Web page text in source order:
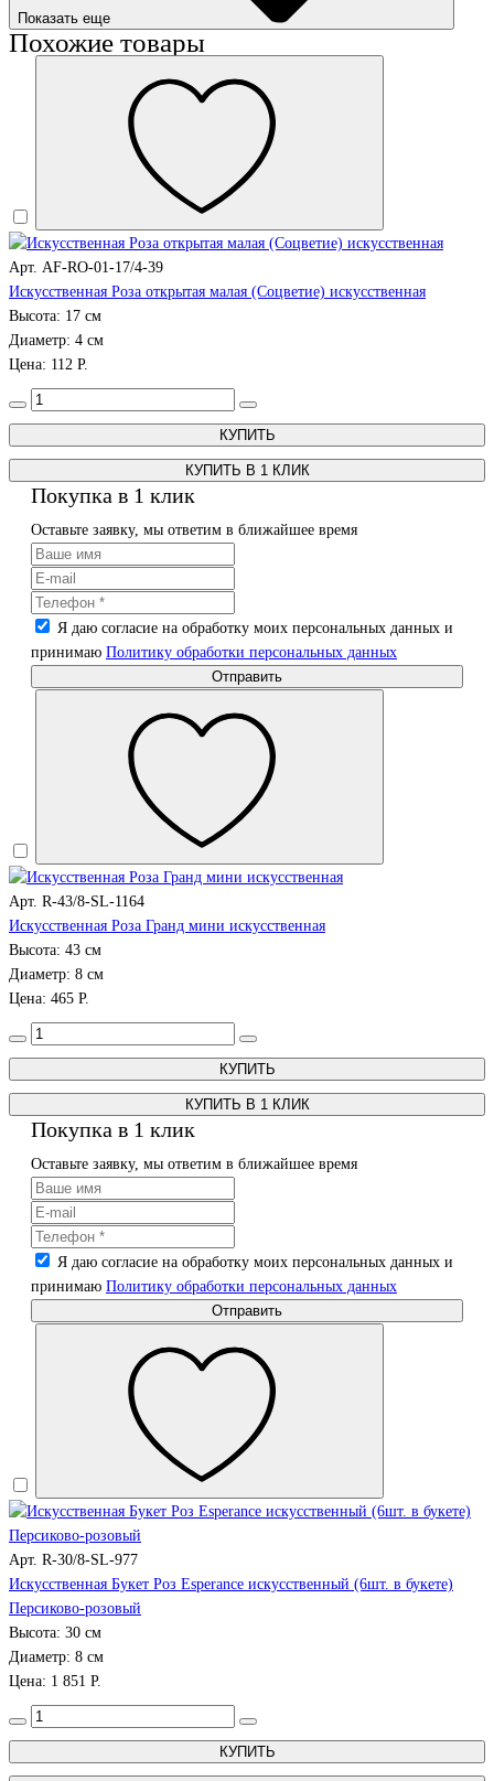
Показать еще
Похожие товары
Арт. AF-RO-01-17/4-39
Искусственная Роза открытая малая (Соцветие) искусственная
Высота: 17 см
Диаметр: 4 см
Цена: 112 Р.
КУПИТЬ В 1 КЛИК
Покупка в 1 клик
Оставьте заявку, мы ответим в ближайшее время
Я даю согласие на обработку моих персональных данных и
принимаю Политику обработки персональных данных
Отправить
Арт. R-43/8-SL-1164
Искусственная Роза Гранд мини искусственная
Высота: 43 см
Диаметр: 8 см
Цена: 465 Р.
КУПИТЬ В 1 КЛИК
Покупка в 1 клик
Оставьте заявку, мы ответим в ближайшее время
Я даю согласие на обработку моих персональных данных и
принимаю Политику обработки персональных данных
Отправить
Арт. R-30/8-SL-977
Искусственная Букет Роз Esperance искусственный (6шт. в букете)
Персиково-розовый
Высота: 30 см
Диаметр: 8 см
Цена: 1 851 Р.